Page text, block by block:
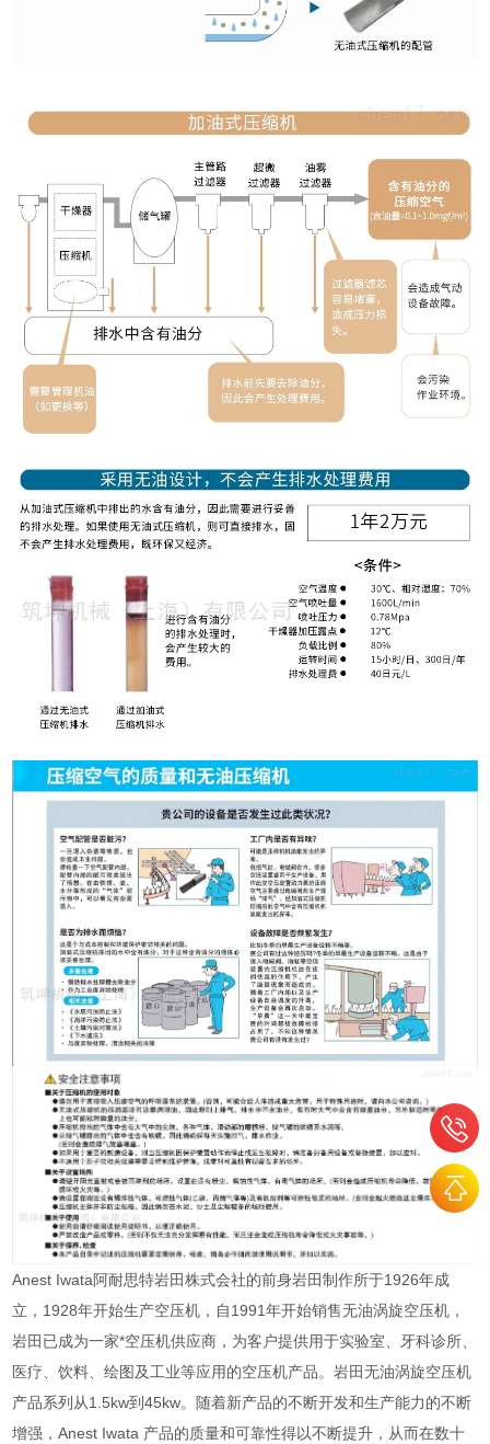
Anest Iwata阿耐思特岩田株式会社的前身岩田制作所于1926年成
立，1928年开始生产空压机，自1991年开始销售无油涡旋空压机，
岩田已成为一家*空压机供应商，为客户提供用于实验室、牙科诊所、
医疗、饮料、绘图及工业等应用的空压机产品。岩田无油涡旋空压机
产品系列从1.5kw到45kw。随着新产品的不断开发和生产能力的不断
增强，Anest Iwata 产品的质量和可靠性得以不断提升，从而在数十